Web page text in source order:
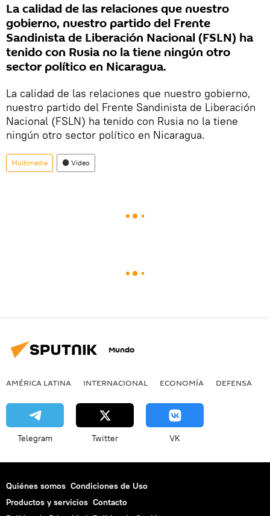
La calidad de las relaciones que nuestro
gobierno, nuestro partido del Frente
Sandinista de Liberación Nacional (FSLN) ha
tenido con Rusia no la tiene ningún otro
sector político en Nicaragua.
La calidad de las relaciones que nuestro gobierno,
nuestro partido del Frente Sandinista de Liberación
Nacional (FSLN) ha tenido con Rusia no la tiene
ningún otro sector político en Nicaragua.
Multimedia 🟠 Video
Mundo
AMÉRICA LATINA INTERNACIONAL ECONOMÍA DEFENSA
Telegram Twitter VK
Quiénes somos Condiciones de Uso
Productos y servicios Contacto